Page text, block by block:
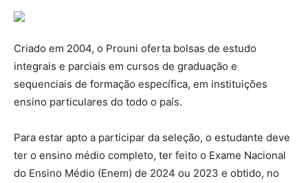
Criado em 2004, o Prouni oferta bolsas de estudo
integrais e parciais em cursos de graduação e
sequenciais de formação específica, em instituições
ensino particulares do todo o país.
Para estar apto a participar da seleção, o estudante deve
ter o ensino médio completo, ter feito o Exame Nacional
do Ensino Médio (Enem) de 2024 ou 2023 e obtido, no